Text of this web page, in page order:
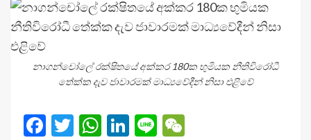
නාගන්චෝලේ රක්ෂිතයේ අක්කර 180ක භුමියක නීතිවිරෝධී
තේක්ක දැව ජාවාරමක් මාධ්‍යවේදීන් නිසා එළිවේ
Facebook
Twitter
WhatsApp
LinkedIn
Line